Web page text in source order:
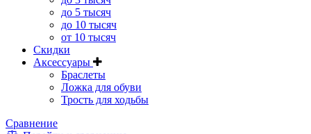
до 5 тысяч
до 10 тысяч
от 10 тысяч
Скидки
Аксессуары
Браслеты
Ложка для обуви
Трость для ходьбы
Сравнение